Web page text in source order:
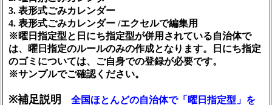
3. 表形式ごみカレンダー
4. 表形式ごみカレンダー /エクセルで編集用
※曜日指定型と日にち指定型が併用されている自治体で
は、曜日指定のルールのみの作成となります。日にち指定
のゴミについては、ご自身での登録が必要です。
※サンプルでご確認ください。
※補足説明
全国ほとんどの自治体で「曜日指定型」を